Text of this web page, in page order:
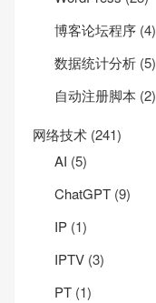
博客论坛程序 (4)
数据统计分析 (5)
自动注册脚本 (2)
网络技术 (241)
AI (5)
ChatGPT (9)
IP (1)
IPTV (3)
PT (1)